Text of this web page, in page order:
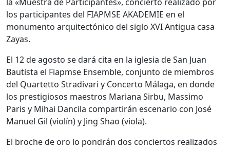
los participantes del FIAPMSE AKADEMIE en el
monumento arquitectónico del siglo XVI Antigua casa
Zayas.
El 12 de agosto se dará cita en la iglesia de San Juan
Bautista el Fiapmse Ensemble, conjunto de miembros
del Quartetto Stradivari y Concerto Málaga, en donde
los prestigiosos maestros Mariana Sirbu, Massimo
Paris y Mihai Dancila compartirán escenario con José
Manuel Gil (violí­n) y Jing Shao (viola).
El broche de oro lo pondrán dos conciertos realizados